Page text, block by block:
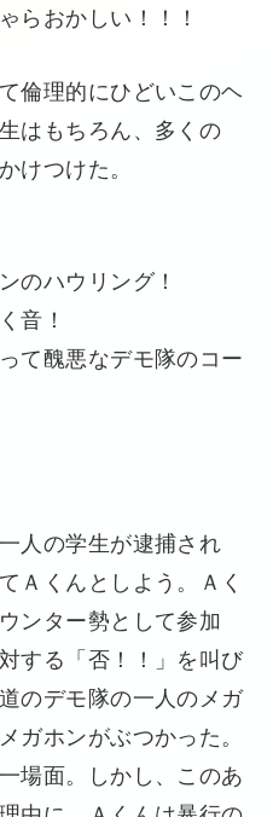
らおかしい！！！
倫理的にひどいこのヘ
はもちろん、多くの
けつけた。
のハウリング！
音！
て醜悪なデモ隊のコー
人の学生が逮捕され
Ａくんとしよう。Ａく
ンター勢として参加
する「否！！」を叫び
のデモ隊の一人のメガ
ガホンがぶつかった。
場面。しかし、このあ